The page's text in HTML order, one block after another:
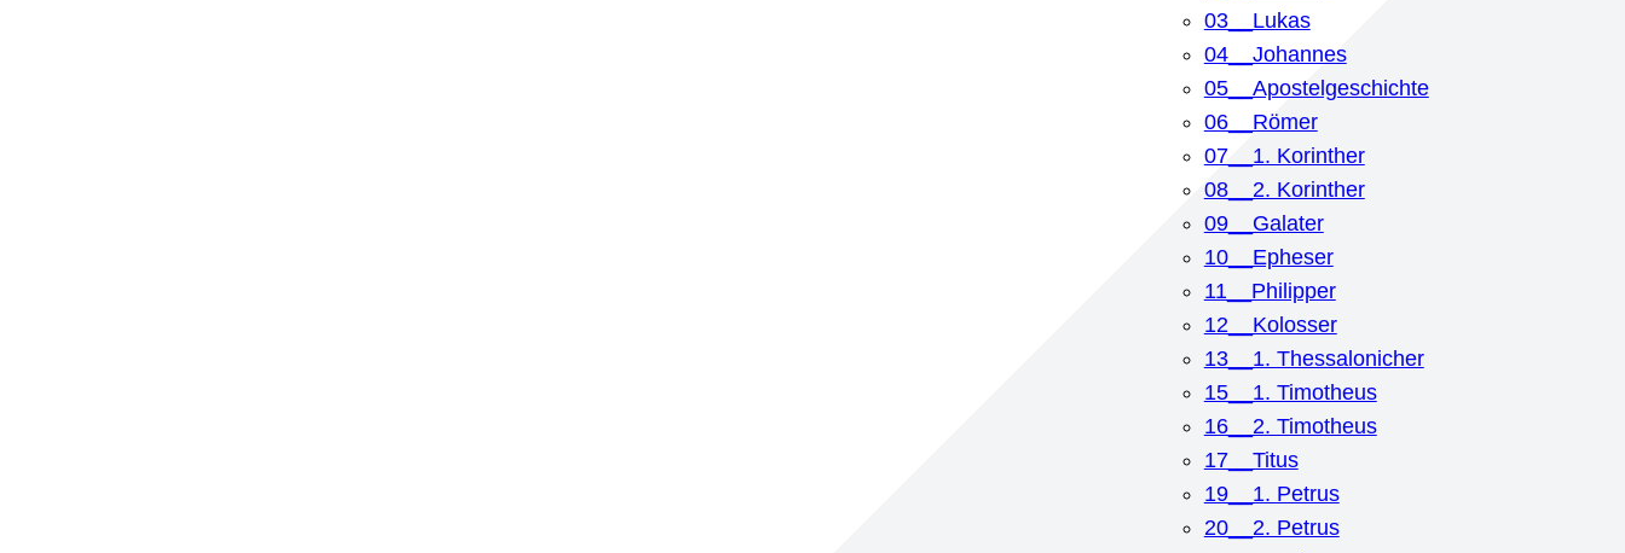
03__Lukas
04__Johannes
05__Apostelgeschichte
06__Römer
07__1. Korinther
08__2. Korinther
09__Galater
10__Epheser
11__Philipper
12__Kolosser
13__1. Thessalonicher
15__1. Timotheus
16__2. Timotheus
17__Titus
19__1. Petrus
20__2. Petrus